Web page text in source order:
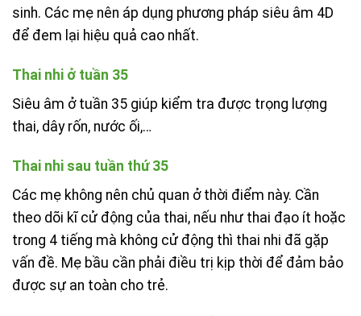
sinh. Các mẹ nên áp dụng phương pháp siêu âm 4D
để đem lại hiệu quả cao nhất.
Thai nhi ở tuần 35
Siêu âm ở tuần 35 giúp kiểm tra được trọng lượng
thai, dây rốn, nước ối,…
Thai nhi sau tuần thứ 35
Các mẹ không nên chủ quan ở thời điểm này. Cần
theo dõi kĩ cử động của thai, nếu như thai đạo ít hoặc
trong 4 tiếng mà không cử động thì thai nhi đã gặp
vấn đề. Mẹ bầu cần phải điều trị kịp thời để đảm bảo
được sự an toàn cho trẻ.